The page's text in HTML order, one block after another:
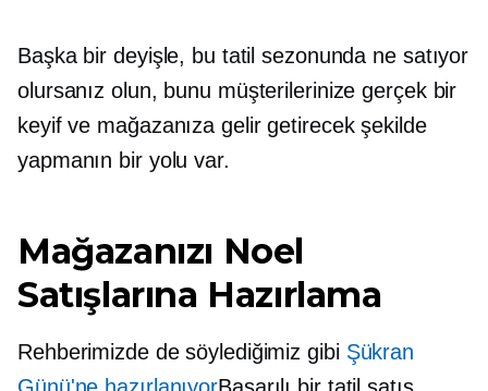
Başka bir deyişle, bu tatil sezonunda ne satıyor
olursanız olun, bunu müşterilerinize gerçek bir
keyif ve mağazanıza gelir getirecek şekilde
yapmanın bir yolu var.
Mağazanızı Noel
Satışlarına Hazırlama
Rehberimizde de söylediğimiz gibi Şükran